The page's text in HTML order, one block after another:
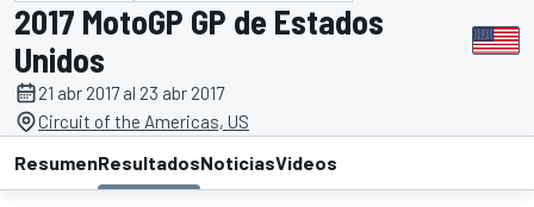
2017 MotoGP GP de Estados
Unidos
21 abr 2017 al 23 abr 2017
Circuit of the Americas, US
ResumenResultadosNoticiasVideos